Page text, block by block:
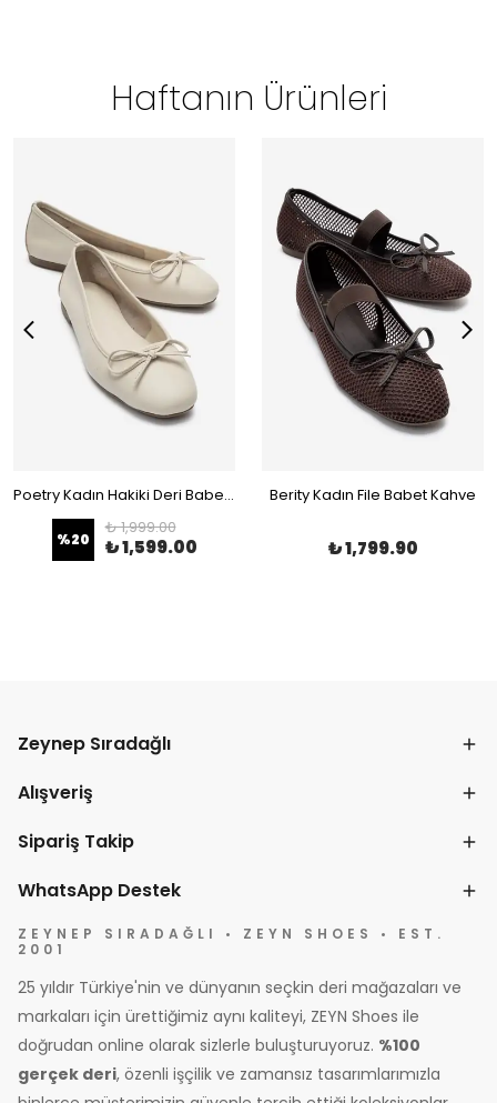
Haftanın Ürünleri
Poetry Kadın Hakiki Deri Babet Bej
%20
₺ 1,999.00
₺ 1,599.00
Berity Kadın File Babet Kahve
₺ 1,799.90
Zeynep Sıradağlı
Alışveriş
Sipariş Takip
WhatsApp Destek
ZEYNEP SIRADAĞLI • ZEYN SHOES • EST.
2001
25 yıldır Türkiye'nin ve dünyanın seçkin deri mağazaları ve
markaları için ürettiğimiz aynı kaliteyi, ZEYN Shoes ile
doğrudan online olarak sizlerle buluşturuyoruz. %100
gerçek deri, özenli işçilik ve zamansız tasarımlarımızla